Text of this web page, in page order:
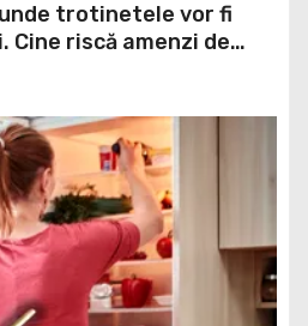
trotinetele vor fi
riscă amenzi de